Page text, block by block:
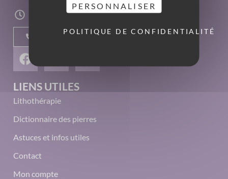
du mardi au samedi
05 49 61 05 44
LIENS UTILES
Lithothérapie
Dictionnaire des pierres
Astuces et infos utiles
Contact
Mon compte
PERSONNALISER
POLITIQUE DE CONFIDENTIALITÉ